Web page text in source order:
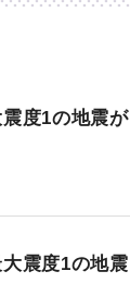
度1の地震が
震度1の地震